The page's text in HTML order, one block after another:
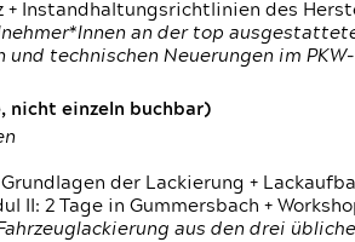
+ Instandhaltungsrichtlinien des
an der top
technischen Neuerungen im
nicht einzeln buchbar)
der Lackierung +
II: 2 Tage in Gummersbach +
aus den drei